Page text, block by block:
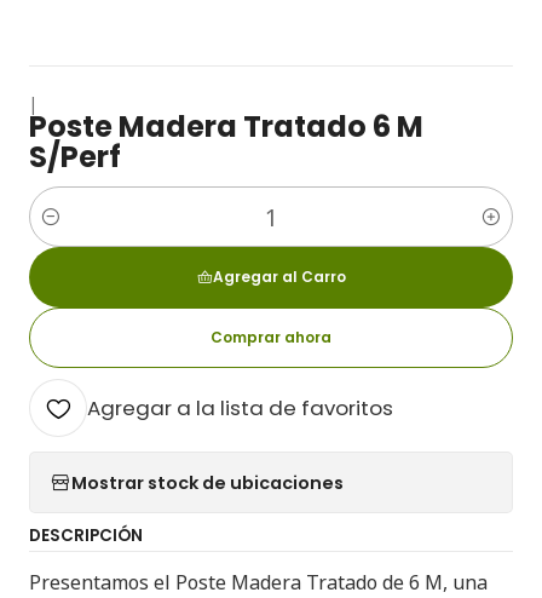
|
Poste Madera Tratado 6 M
S/Perf
Cantidad
Agregar al Carro
Comprar ahora
Agregar a la lista de favoritos
Mostrar stock de ubicaciones
DESCRIPCIÓN
Presentamos el Poste Madera Tratado de 6 M, una